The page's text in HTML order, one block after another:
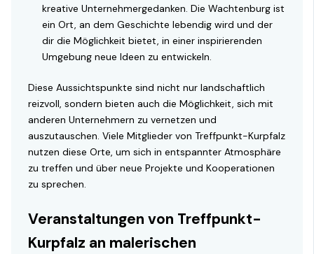
kreative Unternehmergedanken. Die Wachtenburg ist
ein Ort, an dem Geschichte lebendig wird und der
dir die Möglichkeit bietet, in einer inspirierenden
Umgebung neue Ideen zu entwickeln.
Diese Aussichtspunkte sind nicht nur landschaftlich
reizvoll, sondern bieten auch die Möglichkeit, sich mit
anderen Unternehmern zu vernetzen und
auszutauschen. Viele Mitglieder von Treffpunkt-Kurpfalz
nutzen diese Orte, um sich in entspannter Atmosphäre
zu treffen und über neue Projekte und Kooperationen
zu sprechen.
Veranstaltungen von Treffpunkt-
Kurpfalz an malerischen